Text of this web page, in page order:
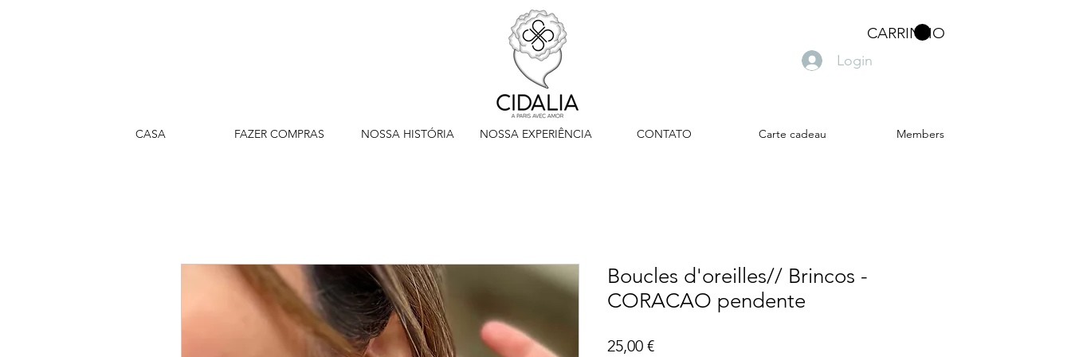
CARRINHO
Login
CASA FAZER COMPRAS NOSSA HISTÓRIA NOSSA EXPERIÊNCIA CONTATO Carte cadeau Members
Boucles d'oreilles// Brincos -
CORACAO pendente
25,00 €Preço